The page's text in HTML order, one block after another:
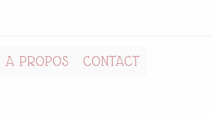
A PROPOS CONTACT